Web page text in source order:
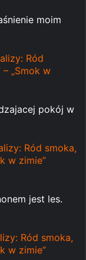
moim
Ród
„Smok w
pokój w
Ród smoka,
w zimie”
jest les.
Ród smoka,
w zimie”